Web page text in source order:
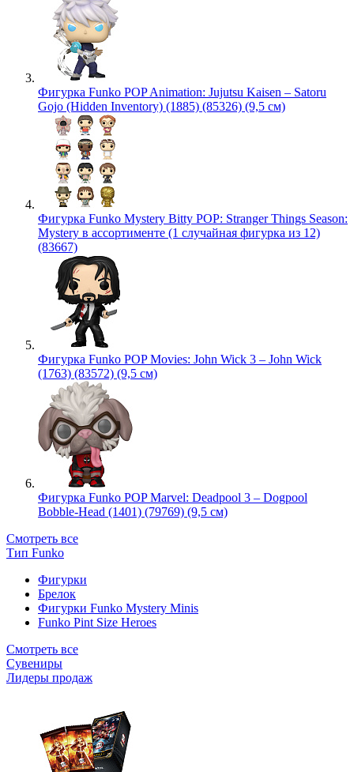
Фигурка Funko POP Animation: Jujutsu Kaisen – Satoru
Gojo (Hidden Inventory) (1885) (85326) (9,5 см)
Фигурка Funko Mystery Bitty POP: Stranger Things Season:
Mystery в ассортименте (1 случайная фигурка из 12)
(83667)
Фигурка Funko POP Movies: John Wick 3 – John Wick
(1763) (83572) (9,5 см)
Фигурка Funko POP Marvel: Deadpool 3 – Dogpool
Bobble-Head (1401) (79769) (9,5 см)
Смотреть все
Тип Funko
Фигурки
Брелок
Фигурки Funko Mystery Minis
Funko Pint Size Heroes
Смотреть все
Сувениры
Лидеры продаж